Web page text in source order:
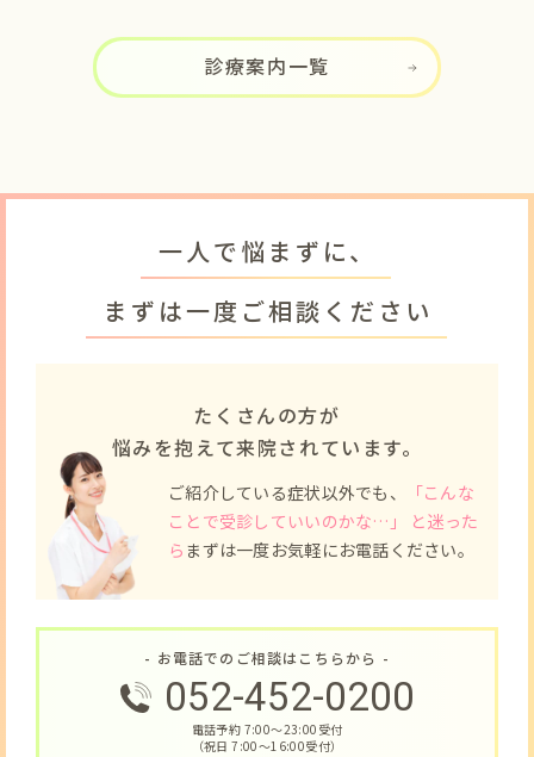
診療案内一覧
一人で悩まずに、
まずは一度ご相談ください
たくさんの方が
悩みを抱えて来院されています。
ご紹介している症状以外でも、
「こんな
ことで受診していいのかな…」 と迷った
ら まずは一度お気軽にお電話ください。
- お電話でのご相談はこちらから -
052-452-0200
電話予約 7:00〜23:00受付
（祝日 7:00〜16:00受付）